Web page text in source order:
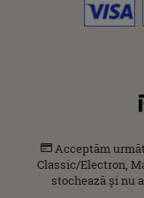
Acceptăm
Classic/Electron,
stochează și nu